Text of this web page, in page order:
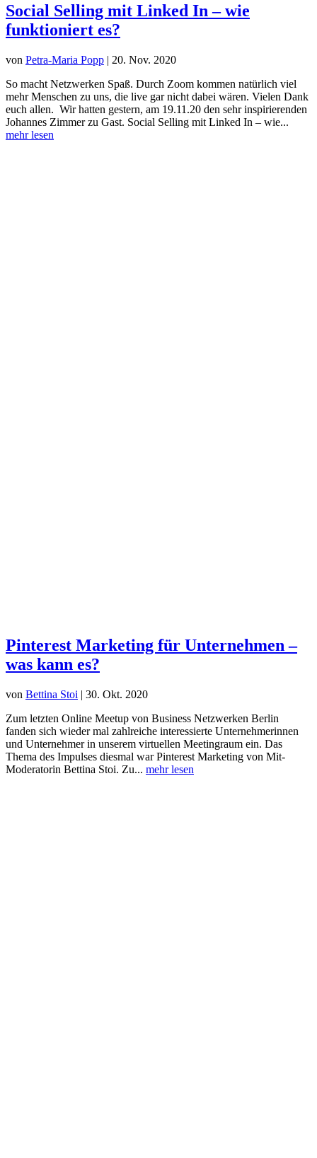
Social Selling mit Linked In – wie
funktioniert es?
von Petra-Maria Popp | 20. Nov. 2020
So macht Netzwerken Spaß. Durch Zoom kommen natürlich viel
mehr Menschen zu uns, die live gar nicht dabei wären. Vielen Dank
euch allen. Wir hatten gestern, am 19.11.20 den sehr inspirierenden
Johannes Zimmer zu Gast. Social Selling mit Linked In – wie...
mehr lesen
Pinterest Marketing für Unternehmen –
was kann es?
von Bettina Stoi | 30. Okt. 2020
Zum letzten Online Meetup von Business Netzwerken Berlin
fanden sich wieder mal zahlreiche interessierte Unternehmerinnen
und Unternehmer in unserem virtuellen Meetingraum ein. Das
Thema des Impulses diesmal war Pinterest Marketing von Mit-
Moderatorin Bettina Stoi. Zu... mehr lesen